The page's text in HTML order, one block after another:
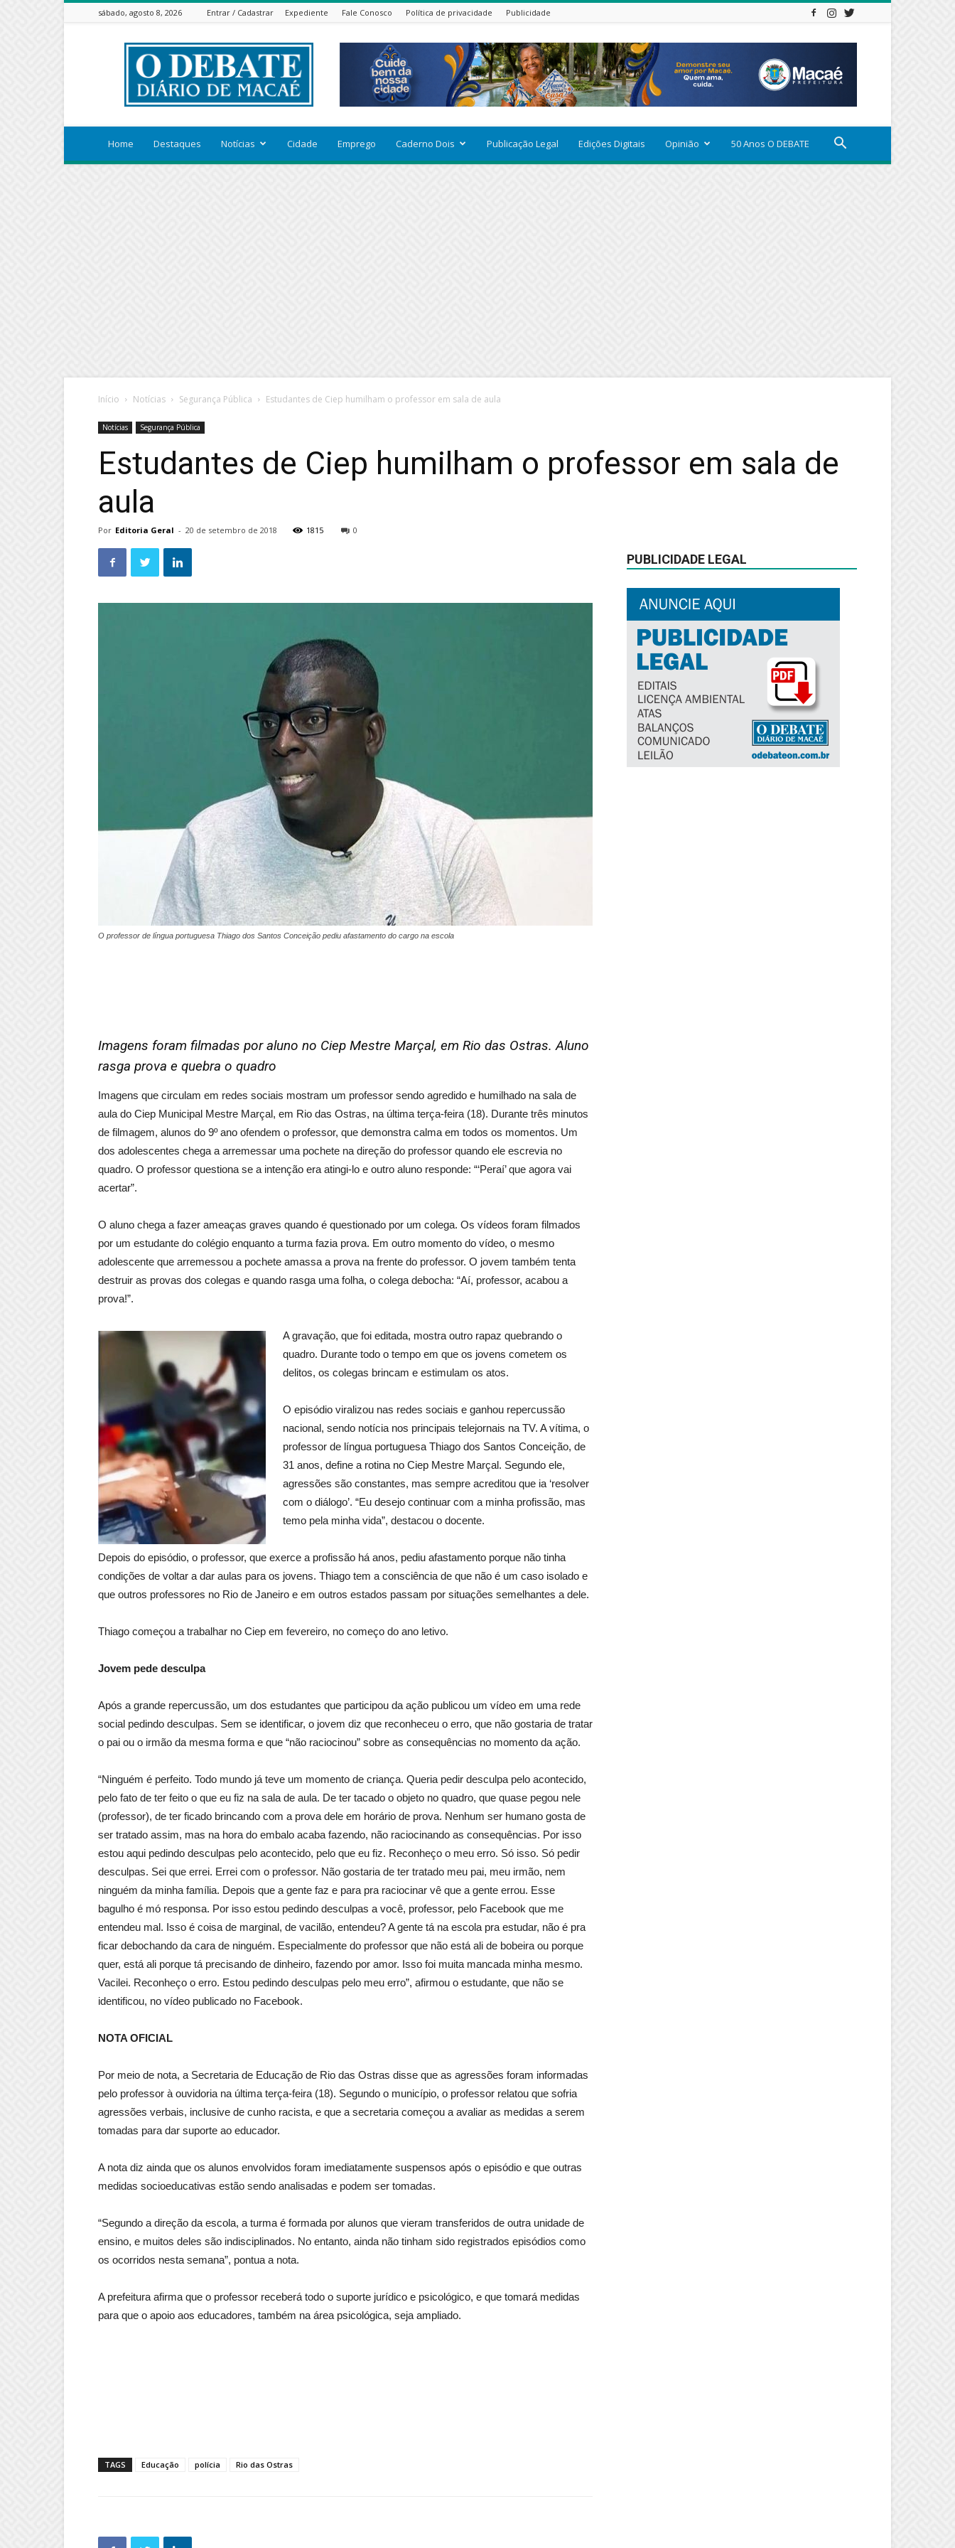
sábado, agosto 8, 2026 Entrar / Cadastrar Expediente Fale Conosco Política de privacidade Publicidade
ODEBATEON
Home Destaques Notícias Cidade Emprego Caderno Dois Publicação Legal Edições Digitais Opinião 50 Anos O DEBATE
Início Notícias Segurança Pública Estudantes de Ciep humilham o professor em sala de aula
Notícias Segurança Pública
Estudantes de Ciep humilham o professor em sala de
aula
Por Editoria Geral - 20 de setembro de 2018 1815 0
O professor de língua portuguesa Thiago dos Santos Conceição pediu afastamento do cargo na escola
Imagens foram filmadas por aluno no Ciep Mestre Marçal, em Rio das Ostras. Aluno
rasga prova e quebra o quadro
Imagens que circulam em redes sociais mostram um professor sendo agredido e humilhado na sala de
aula do Ciep Municipal Mestre Marçal, em Rio das Ostras, na última terça-feira (18). Durante três minutos
de filmagem, alunos do 9º ano ofendem o professor, que demonstra calma em todos os momentos. Um
dos adolescentes chega a arremessar uma pochete na direção do professor quando ele escrevia no
quadro. O professor questiona se a intenção era atingi-lo e outro aluno responde: “‘Peraí’ que agora vai
acertar”.
O aluno chega a fazer ameaças graves quando é questionado por um colega. Os vídeos foram filmados
por um estudante do colégio enquanto a turma fazia prova. Em outro momento do vídeo, o mesmo
adolescente que arremessou a pochete amassa a prova na frente do professor. O jovem também tenta
destruir as provas dos colegas e quando rasga uma folha, o colega debocha: “Aí, professor, acabou a
prova!”.
A gravação, que foi editada, mostra outro rapaz quebrando o
quadro. Durante todo o tempo em que os jovens cometem os
delitos, os colegas brincam e estimulam os atos.
O episódio viralizou nas redes sociais e ganhou repercussão
nacional, sendo notícia nos principais telejornais na TV. A vítima, o
professor de língua portuguesa Thiago dos Santos Conceição, de
31 anos, define a rotina no Ciep Mestre Marçal. Segundo ele,
agressões são constantes, mas sempre acreditou que ia ‘resolver
com o diálogo’. “Eu desejo continuar com a minha profissão, mas
temo pela minha vida”, destacou o docente.
Depois do episódio, o professor, que exerce a profissão há anos, pediu afastamento porque não tinha
condições de voltar a dar aulas para os jovens. Thiago tem a consciência de que não é um caso isolado e
que outros professores no Rio de Janeiro e em outros estados passam por situações semelhantes a dele.
Thiago começou a trabalhar no Ciep em fevereiro, no começo do ano letivo.
Jovem pede desculpa
Após a grande repercussão, um dos estudantes que participou da ação publicou um vídeo em uma rede
social pedindo desculpas. Sem se identificar, o jovem diz que reconheceu o erro, que não gostaria de tratar
o pai ou o irmão da mesma forma e que “não raciocinou” sobre as consequências no momento da ação.
“Ninguém é perfeito. Todo mundo já teve um momento de criança. Queria pedir desculpa pelo acontecido,
pelo fato de ter feito o que eu fiz na sala de aula. De ter tacado o objeto no quadro, que quase pegou nele
(professor), de ter ficado brincando com a prova dele em horário de prova. Nenhum ser humano gosta de
ser tratado assim, mas na hora do embalo acaba fazendo, não raciocinando as consequências. Por isso
estou aqui pedindo desculpas pelo acontecido, pelo que eu fiz. Reconheço o meu erro. Só isso. Só pedir
desculpas. Sei que errei. Errei com o professor. Não gostaria de ter tratado meu pai, meu irmão, nem
ninguém da minha família. Depois que a gente faz e para pra raciocinar vê que a gente errou. Esse
bagulho é mó responsa. Por isso estou pedindo desculpas a você, professor, pelo Facebook que me
entendeu mal. Isso é coisa de marginal, de vacilão, entendeu? A gente tá na escola pra estudar, não é pra
ficar debochando da cara de ninguém. Especialmente do professor que não está ali de bobeira ou porque
quer, está ali porque tá precisando de dinheiro, fazendo por amor. Isso foi muita mancada minha mesmo.
Vacilei. Reconheço o erro. Estou pedindo desculpas pelo meu erro”, afirmou o estudante, que não se
identificou, no vídeo publicado no Facebook.
NOTA OFICIAL
Por meio de nota, a Secretaria de Educação de Rio das Ostras disse que as agressões foram informadas
pelo professor à ouvidoria na última terça-feira (18). Segundo o município, o professor relatou que sofria
agressões verbais, inclusive de cunho racista, e que a secretaria começou a avaliar as medidas a serem
tomadas para dar suporte ao educador.
A nota diz ainda que os alunos envolvidos foram imediatamente suspensos após o episódio e que outras
medidas socioeducativas estão sendo analisadas e podem ser tomadas.
“Segundo a direção da escola, a turma é formada por alunos que vieram transferidos de outra unidade de
ensino, e muitos deles são indisciplinados. No entanto, ainda não tinham sido registrados episódios como
os ocorridos nesta semana”, pontua a nota.
A prefeitura afirma que o professor receberá todo o suporte jurídico e psicológico, e que tomará medidas
para que o apoio aos educadores, também na área psicológica, seja ampliado.
TAGS Educação polícia Rio das Ostras
PUBLICIDADE LEGAL